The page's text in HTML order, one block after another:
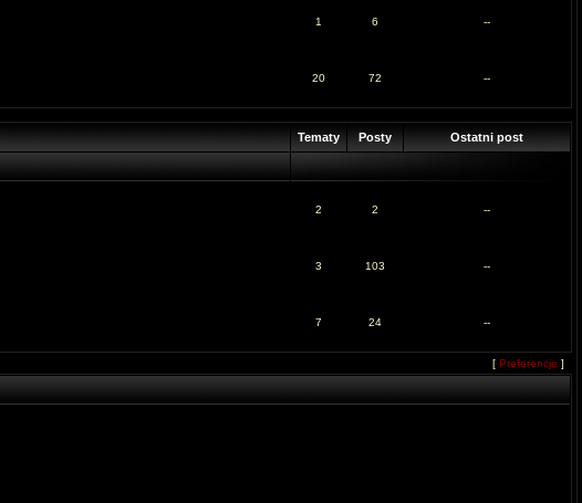
1 6 --
20 72 --
Tematy Posty Ostatni post
2 2 --
3 103 --
7 24 --
[ Preferencje ]